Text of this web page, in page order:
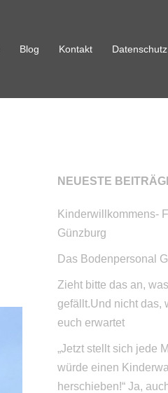
Blog Kontakt Datenschutz
NEUESTE
Kinderwillkommens-
Günzburg
Das Bodenpersonal
Zieht bitte das an,
gefällt.Und nicht das,
euch erwartet
„Jetzt stellt sich jede
würde einen
herschieben!“ Ja,